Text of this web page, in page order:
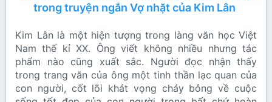
trong truyện ngắn Vợ nhặt của Kim Lân
Kim Lân là một hiện tượng trong làng văn học Việt
Nam thế kỉ XX. Ông viết không nhiều nhưng tác
phẩm nào cũng xuất sắc. Người đọc nhận thấy
trong trang văn của ông một tinh thần lạc quan của
con người, cốt lõi khát vọng cháy bỏng về cuộc